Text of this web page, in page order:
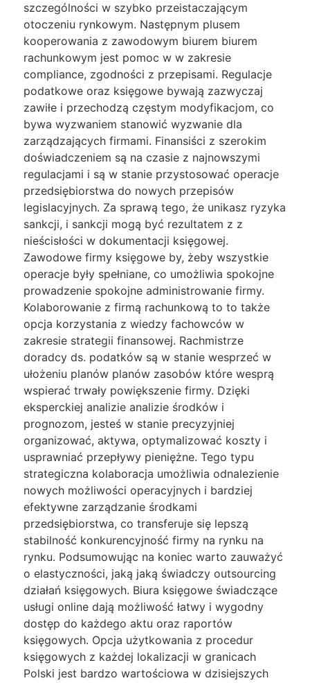
szczególności w szybko przeistaczającym
otoczeniu rynkowym. Następnym plusem
kooperowania z zawodowym biurem biurem
rachunkowym jest pomoc w w zakresie
compliance, zgodności z przepisami. Regulacje
podatkowe oraz księgowe bywają zazwyczaj
zawiłe i przechodzą częstym modyfikacjom, co
bywa wyzwaniem stanowić wyzwanie dla
zarządzających firmami. Finansiści z szerokim
doświadczeniem są na czasie z najnowszymi
regulacjami i są w stanie przystosować operacje
przedsiębiorstwa do nowych przepisów
legislacyjnych. Za sprawą tego, że unikasz ryzyka
sankcji, i sankcji mogą być rezultatem z z
nieścisłości w dokumentacji księgowej.
Zawodowe firmy księgowe by, żeby wszystkie
operacje były spełniane, co umożliwia spokojne
prowadzenie spokojne administrowanie firmy.
Kolaborowanie z firmą rachunkową to to także
opcja korzystania z wiedzy fachowców w
zakresie strategii finansowej. Rachmistrze
doradcy ds. podatków są w stanie wesprzeć w
ułożeniu planów planów zasobów które wesprą
wspierać trwały powiększenie firmy. Dzięki
eksperckiej analizie analizie środków i
prognozom, jesteś w stanie precyzyjniej
organizować, aktywa, optymalizować koszty i
usprawniać przepływy pieniężne. Tego typu
strategiczna kolaboracja umożliwia odnalezienie
nowych możliwości operacyjnych i bardziej
efektywne zarządzanie środkami
przedsiębiorstwa, co transferuje się lepszą
stabilność konkurencyjność firmy na rynku na
rynku. Podsumowując na koniec warto zauważyć
o elastyczności, jaką jaką świadczy outsourcing
działań księgowych. Biura księgowe świadczące
usługi online dają możliwość łatwy i wygodny
dostęp do każdego aktu oraz raportów
księgowych. Opcja użytkowania z procedur
księgowych z każdej lokalizacji w granicach
Polski jest bardzo wartościowa w dzisiejszych